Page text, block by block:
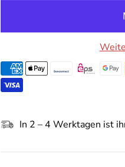
In 2 – 4 Werktagen ist